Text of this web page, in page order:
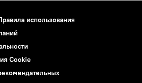
использования
Cookie